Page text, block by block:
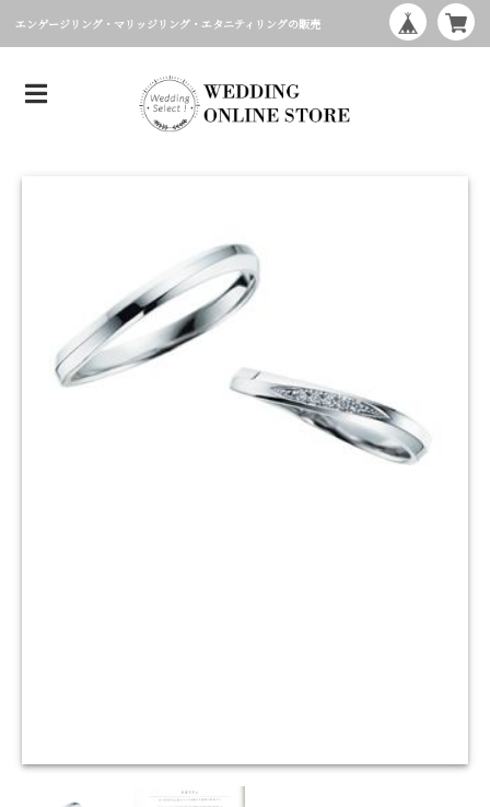
エンゲージリング・マリッジリング・エタニティリングの販売